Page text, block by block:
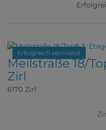
Erfolgreich vermietet
Meilstraße 18/
Zirl
6170 Zirl